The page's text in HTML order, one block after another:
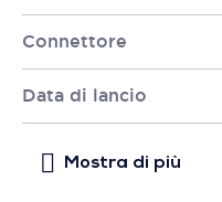
Connettore
Data di lancio